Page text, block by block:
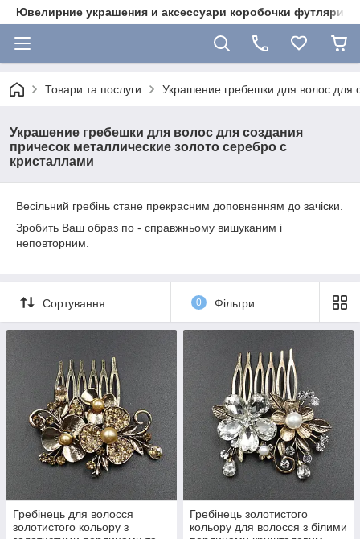
Ювелирние украшения и аксессуари коробочки футляри
Товари та послуги Украшение гребешки для волос для
Украшение гребешки для волос для создания
причесок металлические золото серебро с
кристаллами
Весільний гребінь стане прекрасним доповненням до зачіски.
Зробить Ваш образ по - справжньому вишуканим і
неповторним.
Сортування 0 Фільтри
Гребінець для волосся
золотистого кольору з
Гребінець золотистого
кольору для волосся з білими